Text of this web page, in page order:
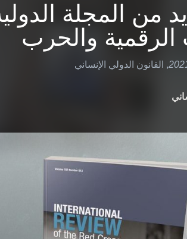
من المجلة
الرقمية والحرب
, القانون الدولي الإنساني